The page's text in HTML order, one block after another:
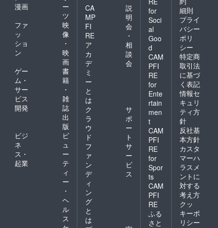
漫画
ー
ツ
ファ
ッ
ショ
ン
映
像
・
映
画
ゲー
ム・
サー
ビス
開発
書
籍
・
雑
誌
出
版
ビジ
ネ
ス・
起業
ビ
ュ
ー
テ
ィ
ー
・
ヘ
ル
ス
CA
MP
FI
RE
ア
カ
デ
ミ
ー
と
は
説
明
会
・
相
談
会
ク
ラ
ウ
ド
フ
ァ
ン
デ
ィ
ン
グ
と
は
サ
ポ
ー
ト
サ
ー
ビ
ス
for
Soci
al
Goo
d
CAM
PFI
RE
for
Ente
rtain
men
t
CAM
PFI
RE
for
Spor
ts
CAM
PFI
RE
ふる
さと
細則
プライ
バシー
ポリ
シー
特定商
取引法
に基づ
く表記
情報セ
キュリ
ティ方
針
反社基
本方針
カスタ
マーハ
ラスメ
ントに
対する
考え方
クッ
キーポ
リシー